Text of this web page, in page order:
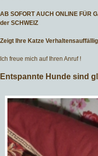
AB SOFORT AUCH ONLINE FÜR
der SCHWEIZ
Zeigt Ihre Katze
Ich freue mich auf Ihren Anruf !
Entspannte Hunde sind